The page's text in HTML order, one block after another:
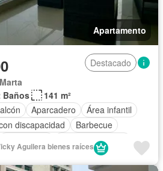
Apartamento
Destacado
Baños
141 m²
Aparcadero
Área infantil
discapacidad
Barbecue
Vista panorámica
Aguilera bienes raíces